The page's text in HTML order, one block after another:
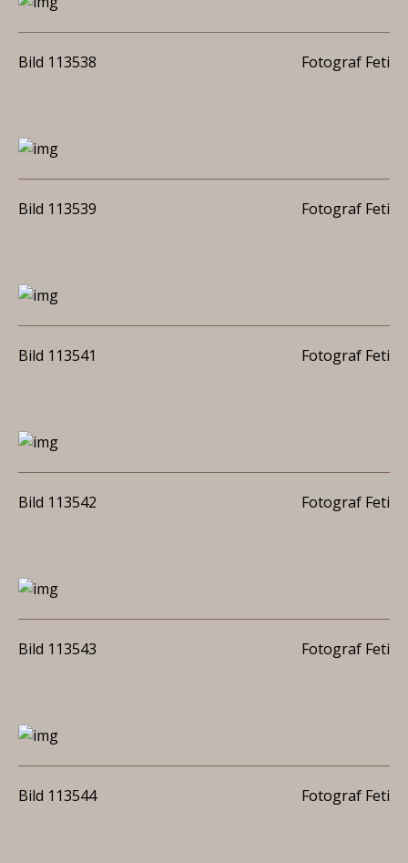
Bild 113538 Fotograf Feti
Bild 113539 Fotograf Feti
Bild 113541 Fotograf Feti
Bild 113542 Fotograf Feti
Bild 113543 Fotograf Feti
Bild 113544 Fotograf Feti